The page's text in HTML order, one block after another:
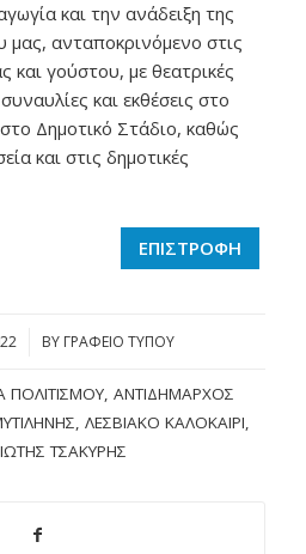
και την ανάδειξη της
ανταποκρινόμενο στις
και γούστου, με θεατρικές
και εκθέσεις στο
Δημοτικό Στάδιο, καθώς
και στις δημοτικές
ΕΠΙΣΤΡΟΦΗ
BY ΓΡΑΦΕΙΟ ΤΥΠΟΥ
ΠΟΛΙΤΙΣΜΟΎ, ΑΝΤΙΔΉΜΑΡΧΟΣ
,ΛΕΣΒΙΑΚΌ ΚΑΛΟΚΑΊΡΙ,
ΤΣΑΚΎΡΗΣ